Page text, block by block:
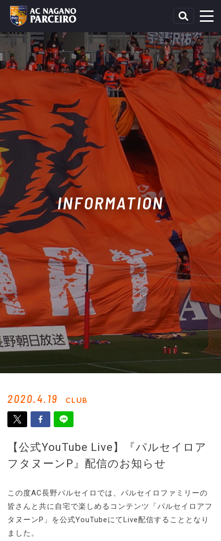
INFORMATION
2020.4.19 CLUB
【公式YouTube Live】『パルセイロア
フタヌーンP』配信のお知らせ
この度AC長野パルセイロでは、パルセイロファミリーの
皆さんと共に自宅で楽しめるコンテンツ「パルセイロアフ
タヌーンP」を公式YouTubeにてLive配信することとなり
ました。